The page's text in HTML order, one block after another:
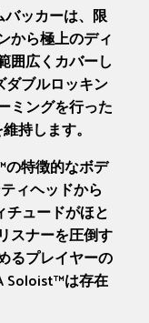
ッカーは、限
から極上のディ
囲広くカバーし
ブルロッキン
ミングを行った
持します。
の特徴的なボデ
ィヘッドから
チュードがほと
スナーを圧倒す
るプレイヤーの
Soloist™は存在